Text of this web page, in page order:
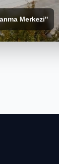
Merkezi"